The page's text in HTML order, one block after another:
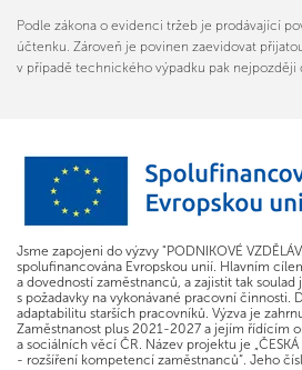
Podle zákona o evidenci tržeb je prodávající
účtenku. Zároveň je povinen zaevidovat
v případě technického výpadku pak nejpozději
Jsme zapojeni do výzvy "PODNIKOVÉ
spolufinancována Evropskou unií. Hlavním
a dovedností zaměstnanců, a zajistit tak
s požadavky na vykonávané pracovní činnosti.
adaptabilitu starších pracovníků. Výzva je
Zaměstnanost plus 2021-2027 a jejím řídícím
a sociálních věcí ČR. Název projektu je
- rozšíření kompetencí zaměstnanců“. Jeho